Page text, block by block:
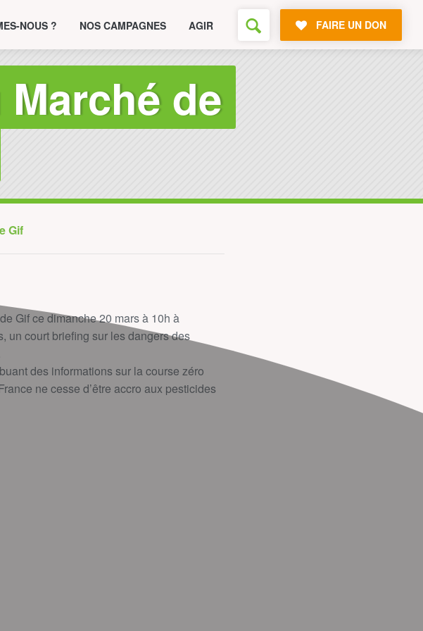
NOUS ? NOS CAMPAGNES AGIR FAIRE UN DON
de
Gif
Gif ce dimanche 20 mars à 10h à
un court briefing sur les dangers des
des informations sur la course zéro
ne cesse d’être accro aux pesticides